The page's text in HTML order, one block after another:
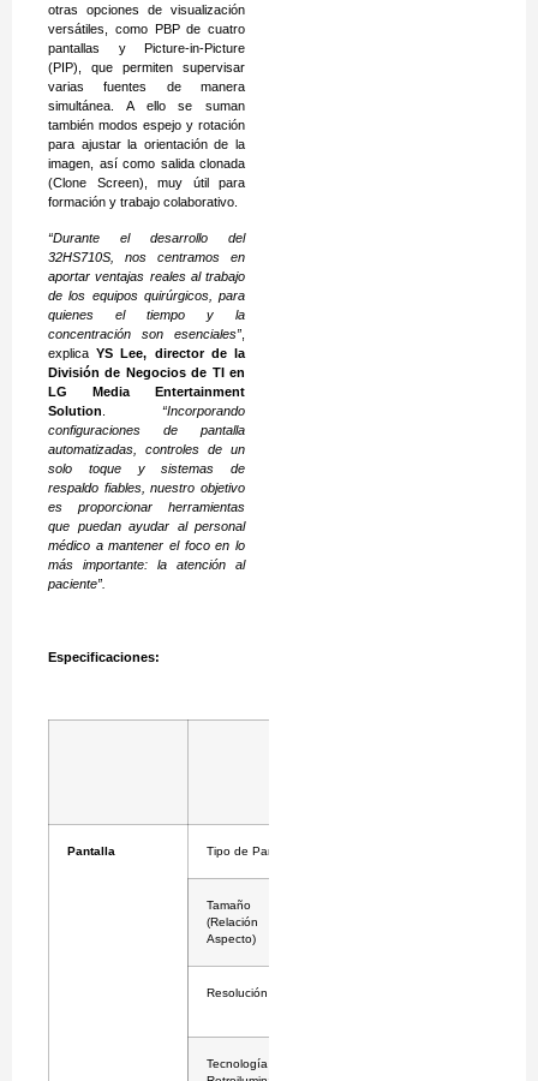
otras opciones de visualización
versátiles, como PBP de cuatro
pantallas y Picture-in-Picture
(PIP), que permiten supervisar
varias fuentes de manera
simultánea. A ello se suman
también modos espejo y rotación
para ajustar la orientación de la
imagen, así como salida clonada
(Clone Screen), muy útil para
formación y trabajo colaborativo.
“Durante el desarrollo del
32HS710S, nos centramos en
aportar ventajas reales al trabajo
de los equipos quirúrgicos, para
quienes el tiempo y la
concentración son esenciales”
explicaYS Lee, director de la
División de Negocios de TI en
LG Media Entertainment
Solution
“Incorporando
configuraciones de pantalla
automatizadas, controles de un
solo toque y sistemas de
respaldo fiables, nuestro objetivo
es proporcionar herramientas
que puedan ayudar al personal
médico a mantener el foco en lo
más importante: la atención al
paciente”.
Especificaciones:
Pantalla Tipo de Panel
Tamaño
(Relación de
Aspecto)
Resolución
Tecnología de